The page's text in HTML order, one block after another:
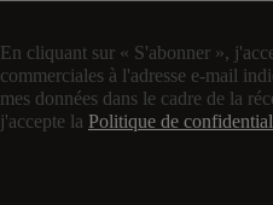
En cliquant sur « S'abonner »,
commerciales à l'adresse e-mail
mes données dans le cadre de la
j'accepte la Politique de